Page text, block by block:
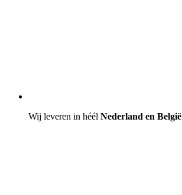
Wij leveren in héél Nederland en België